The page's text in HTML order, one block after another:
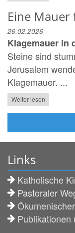
Eine
26.02.2026
Klagemauer in
Steine sind
Jerusalem
Klagemauer. ...
Weiter lesen
Links
Katholische
Pastoraler
Publikationen